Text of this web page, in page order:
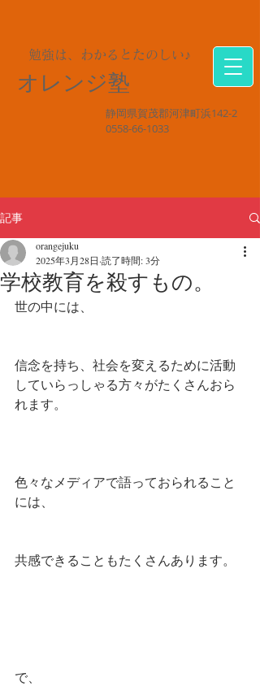
勉強は、わかるとたのしい♪
オレンジ塾
静岡県賀茂郡河津町浜142-2
0558-66-1033
記事
学校教育を殺すもの。
orangejuku
2025年3月28日 読了時間: 3分
世の中には、
信念を持ち、社会を変えるために活動
していらっしゃる方々がたくさんおら
れます。
色々なメディアで語っておられること
には、
共感できることもたくさんあります。
で、